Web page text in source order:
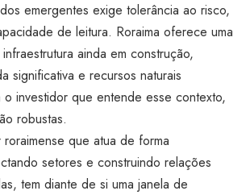
emergentes exige tolerância ao risco,
de leitura. Roraima oferece uma
ainda em construção,
significativa e recursos naturais
o investidor que entende esse contexto,
robustas.
que atua de forma
setores e construindo relações
tem diante de si uma janela de